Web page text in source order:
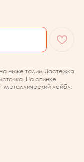
ниже талии. Застежка
На спинке
металлический лейбл.